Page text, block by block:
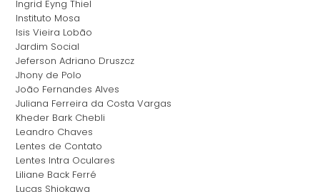
Ingrid Eyng Thiel
Instituto Mosa
Isis Vieira Lobão
Jardim Social
Jeferson Adriano Druszcz
Jhony de Polo
João Fernandes Alves
Juliana Ferreira da Costa Vargas
Kheder Bark Chebli
Leandro Chaves
Lentes de Contato
Lentes Intra Oculares
Liliane Back Ferré
Lucas Shiokawa